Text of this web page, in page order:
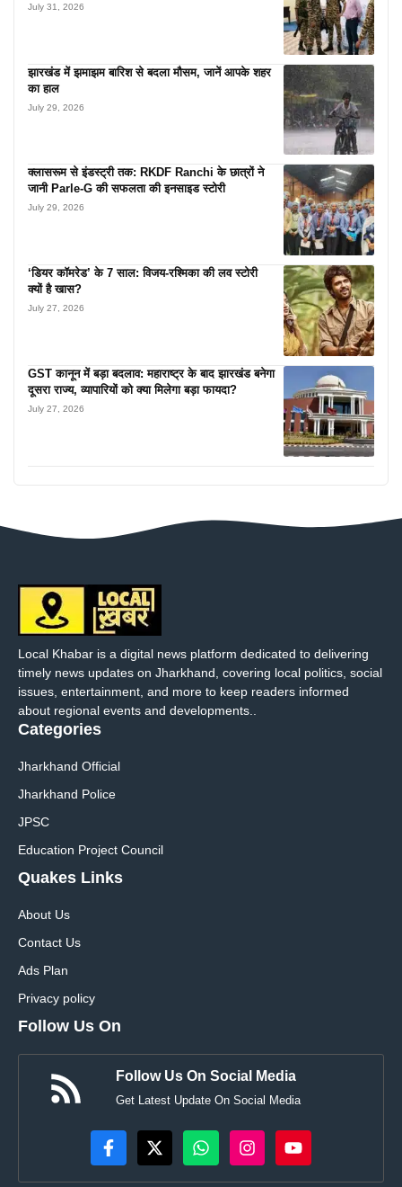
July 31, 2026
झारखंड में झमाझम बारिश से बदला मौसम, जानें आपके शहर
का हाल
July 29, 2026
क्लासरूम से इंडस्ट्री तक: RKDF Ranchi के छात्रों ने
जानी Parle-G की सफलता की इनसाइड स्टोरी
July 29, 2026
‘डियर कॉमरेड’ के 7 साल: विजय-रश्मिका की लव स्टोरी
क्यों है खास?
July 27, 2026
GST कानून में बड़ा बदलाव: महाराष्ट्र के बाद झारखंड बनेगा
दूसरा राज्य, व्यापारियों को क्या मिलेगा बड़ा फायदा?
July 27, 2026
Local Khabar is a digital news platform dedicated to delivering
timely news updates on Jharkhand, covering local politics, social
issues, entertainment, and more to keep readers informed
about regional events and developments..
Categories
Jharkhand Official
Jharkhand Police
JPSC
Education Project Council
Quakes Links
About Us
Contact Us
Ads Plan
Privacy policy
Follow Us On
Follow Us On Social Media
Get Latest Update On Social Media